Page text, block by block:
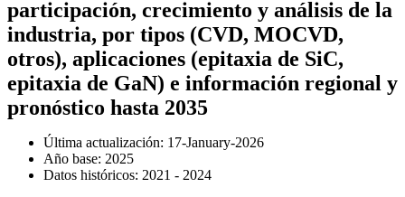
participación, crecimiento y análisis de la
industria, por tipos (CVD, MOCVD,
otros), aplicaciones (epitaxia de SiC,
epitaxia de GaN) e información regional y
pronóstico hasta 2035
Última actualización: 17-January-2026
Año base: 2025
Datos históricos: 2021 - 2024